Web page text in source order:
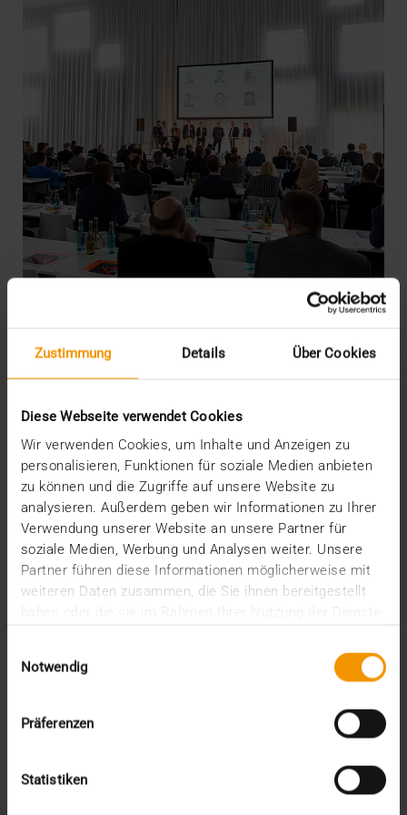
Zustimmung Details Über Cookies
Diese Webseite verwendet Cookies
Wir verwenden Cookies, um Inhalte und Anzeigen zu
personalisieren, Funktionen für soziale Medien anbieten
zu können und die Zugriffe auf unsere Website zu
analysieren. Außerdem geben wir Informationen zu Ihrer
Verwendung unserer Website an unsere Partner für
soziale Medien, Werbung und Analysen weiter. Unsere
Partner führen diese Informationen möglicherweise mit
weiteren Daten zusammen, die Sie ihnen bereitgestellt
Notwendig
Präferenzen
Statistiken
VISUS Symposium
03.07.2017
Nicht gerade zimperlich, aber mit einem
sympathischen Augenzwinkern präsentierte Autor,
Kolumnist,…
VISUS HEALTH IT
MEHR ERFAHREN